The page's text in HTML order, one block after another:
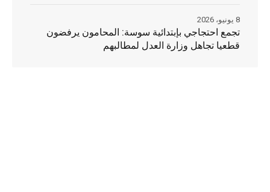
تجمع احتجاجي بإبتدائية سوسة: المحامون يرفضون
قطعيا تجاهل وزارة العدل لمطالبهم
8 يونيو، 2026